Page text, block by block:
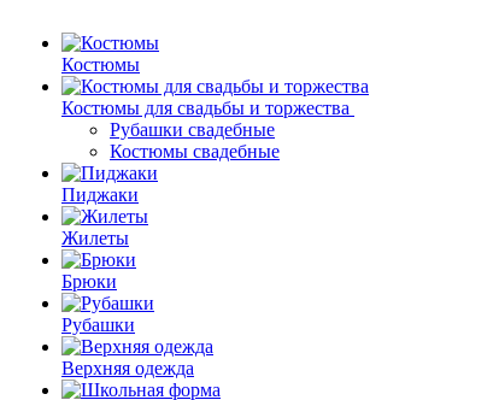
Костюмы
Костюмы для свадьбы и торжества
Рубашки свадебные
Костюмы свадебные
Пиджаки
Жилеты
Брюки
Рубашки
Верхняя одежда